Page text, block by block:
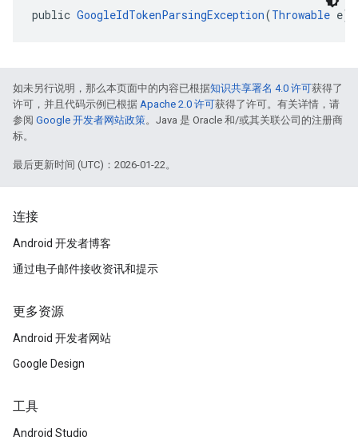
public GoogleIdTokenParsingException(Throwable e)
如未另行说明，那么本页面中的内容已根据知识共享署名 4.0 许可获得了
许可，并且代码示例已根据 Apache 2.0 许可获得了许可。有关详情，请
参阅 Google 开发者网站政策。Java 是 Oracle 和/或其关联公司的注册商
标。
最后更新时间 (UTC)：2026-01-22。
连接
Android 开发者博客
通过电子邮件接收资讯和提示
更多资源
Android 开发者网站
Google Design
工具
Android Studio